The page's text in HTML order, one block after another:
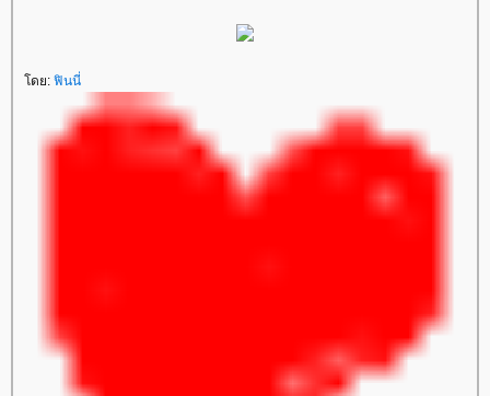
โดย: ฟินนี่